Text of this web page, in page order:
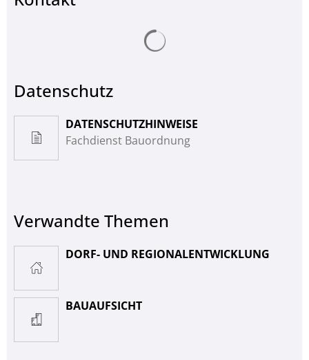
Datenschutz
DATENSCHUTZHINWEISE
Fachdienst Bauordnung
Verwandte Themen
DORF- UND REGIONALENTWICKLUNG
BAUAUFSICHT